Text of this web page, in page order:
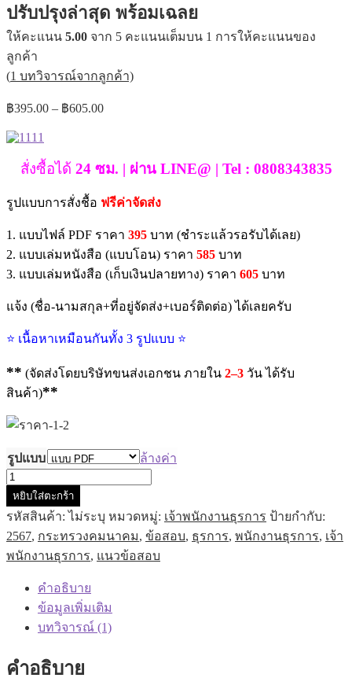
ปรับปรุงล่าสุด พร้อมเฉลย
ให้คะแนน 5.00 จาก 5 คะแนนเต็มบน 1 การให้คะแนนของ
ลูกค้า
(1 บทวิจารณ์จากลูกค้า)
฿395.00 – ฿605.00Price
฿605.00
สั่งซื้อได้ 24 ซม. | ผ่าน LINE@ | Tel : 0808343835
รูปแบบการสั่งชื้อ ฟรีค่าจัดส่ง
1. แบบไฟล์ PDF ราคา 395 บาท (ชำระแล้วรอรับได้เลย)
2. แบบเล่มหนังสือ (แบบโอน) ราคา 585 บาท
3. แบบเล่มหนังสือ (เก็บเงินปลายทาง) ราคา 605 บาท
แจ้ง (ชื่อ-นามสกุล+ที่อยู่จัดส่ง+เบอร์ติดต่อ) ได้เลยครับ
⭐ เนื้อหาเหมือนกันทั้ง 3 รูปแบบ ⭐
** (จัดส่งโดยบริษัทขนส่งเอกชน ภายใน 2–3 วัน ได้รับ
สินค้า)**
รูปแบบ
ล้างค่า
จำนวน
แนว
ข้อสอบ
เจ้า
พนักงาน
สำนักงาน
กระทรวง
หยิบใส่ตะกร้า
รหัสสินค้า:ไม่ระบุ หมวดหมู่: เจ้าพนักงานธุรการ ป้ายกำกับ:
2567, กระทรวงคมนาคม, ข้อสอบ, ธุรการ, พนักงานธุรการ, เจ้า
พนักงานธุรการ, แนวข้อสอบ
คำอธิบาย
ข้อมูลเพิ่มเติม
บทวิจารณ์ (1)
คำอธิบาย